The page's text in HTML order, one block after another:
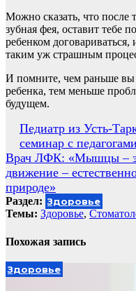
Можно сказать, что после
зубная фея, оставит тебе
ребенком договариваться,
таким уж страшным
И помните, чем раньше вы
ребенка, тем меньше
будущем.
Навигация
по
записям
Педиатр из Усть-
семинар с
Врач ЛФК: «Мышцы –
движение –
природе»
Раздел: Здоровье
Темы: Здоровье,
Похожая запись
Здоровье